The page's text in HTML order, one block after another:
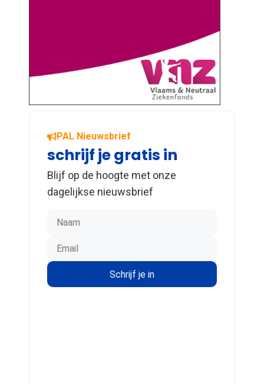
PAL Nieuwsbrief
schrijf je gratis in
Blijf op de hoogte met onze
dagelijkse nieuwsbrief